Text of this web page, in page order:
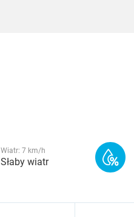
Wiatr: 7 km/h
Słaby wiatr